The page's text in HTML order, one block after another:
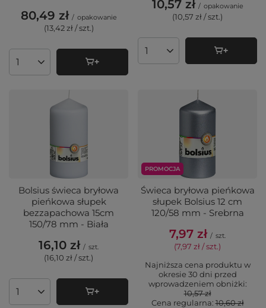
80,49 zł / opakowanie
(13,42 zł / szt.)
Ilość produktów
10,57 zł / opakowanie
(10,57 zł / szt.)
Ilość produktów
Bolsius świeca bryłowa
pieńkowa słupek
bezzapachowa 15cm
150/78 mm - Biała
16,10 zł / szt.
(16,10 zł / szt.)
Ilość produktów
PROMOCJA
Świeca bryłowa pieńkowa
słupek Bolsius 12 cm
120/58 mm - Srebrna
7,97 zł / szt.
(7,97 zł / szt.)
Najniższa cena produktu w
okresie 30 dni przed
wprowadzeniem obniżki:
10,57 zł
Cena regularna:10,60 zł